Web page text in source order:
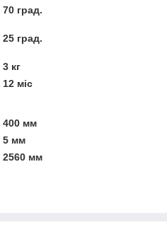
70 град.
25 град.
3 кг
12 міс
400 мм
5 мм
2560 мм